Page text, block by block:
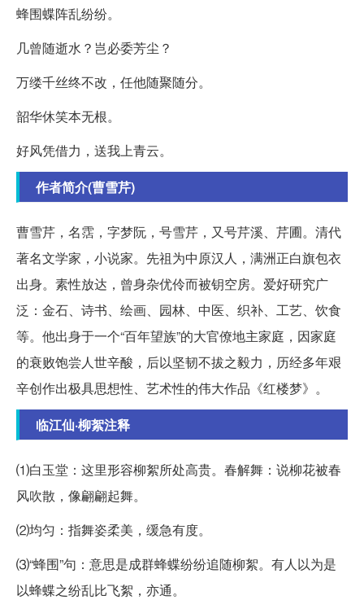
蜂围蝶阵乱纷纷。
几曾随逝水？岂必委芳尘？
万缕千丝终不改，任他随聚随分。
韶华休笑本无根。
好风凭借力，送我上青云。
作者简介(曹雪芹)
曹雪芹，名霑，字梦阮，号雪芹，又号芹溪、芹圃。清代
著名文学家，小说家。先祖为中原汉人，满洲正白旗包衣
出身。素性放达，曾身杂优伶而被钥空房。爱好研究广
泛：金石、诗书、绘画、园林、中医、织补、工艺、饮食
等。他出身于一个“百年望族”的大官僚地主家庭，因家庭
的衰败饱尝人世辛酸，后以坚韧不拔之毅力，历经多年艰
辛创作出极具思想性、艺术性的伟大作品《红楼梦》。
临江仙·柳絮注释
⑴白玉堂：这里形容柳絮所处高贵。春解舞：说柳花被春
风吹散，像翩翩起舞。
⑵均匀：指舞姿柔美，缓急有度。
⑶“蜂围”句：意思是成群蜂蝶纷纷追随柳絮。有人以为是
以蜂蝶之纷乱比飞絮，亦通。